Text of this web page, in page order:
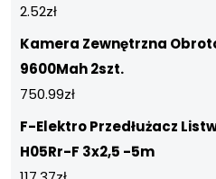
2.52zł
Kamera Zewnętrzna
9600Mah 2szt.
750.99zł
F-Elektro Przedłużacz
H05Rr-F 3x2,5 -5m